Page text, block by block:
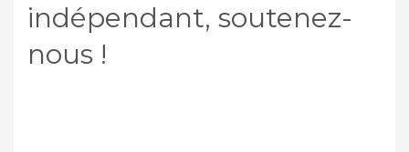
indépendant, soutenez-
nous !